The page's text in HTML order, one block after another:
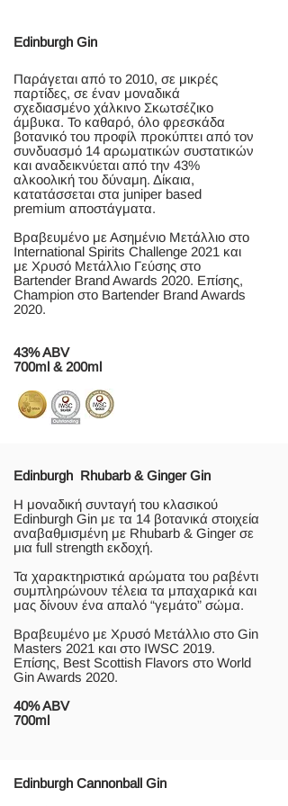
Edinburgh Gin
Παράγεται από το 2010, σε μικρές
παρτίδες, σε έναν μοναδικά
σχεδιασμένο χάλκινο Σκωτσέζικο
άμβυκα. To καθαρό, όλο φρεσκάδα
βοτανικό του προφίλ προκύπτει από τον
συνδυασμό 14 αρωματικών συστατικών
και αναδεικνύεται από την 43%
αλκοολική του δύναμη. Δίκαια,
κατατάσσεται στα juniper based
premium αποστάγματα.
Βραβευμένο με Ασημένιο Μετάλλιο στο
International Spirits Challenge 2021 και
με Χρυσό Μετάλλιο Γεύσης στο
Bartender Brand Awards 2020. Επίσης,
Champion στο Bartender Brand Awards
2020.
43% ABV
700ml & 200ml
Edinburgh Rhubarb & Ginger Gin
Η μοναδική συνταγή του κλασικού
Edinburgh Gin με τα 14 βοτανικά στοιχεία
αναβαθμισμένη με Rhubarb & Ginger σε
μια full strength εκδοχή.
Τα χαρακτηριστικά αρώματα του ραβέντι
συμπληρώνουν τέλεια τα μπαχαρικά και
μας δίνουν ένα απαλό “γεμάτο” σώμα.
Βραβευμένο με Χρυσό Μετάλλιο στο Gin
Masters 2021 και στο IWSC 2019.
Επίσης, Best Scottish Flavors στο World
Gin Awards 2020.
40% ABV
700ml
Edinburgh Cannonball Gin